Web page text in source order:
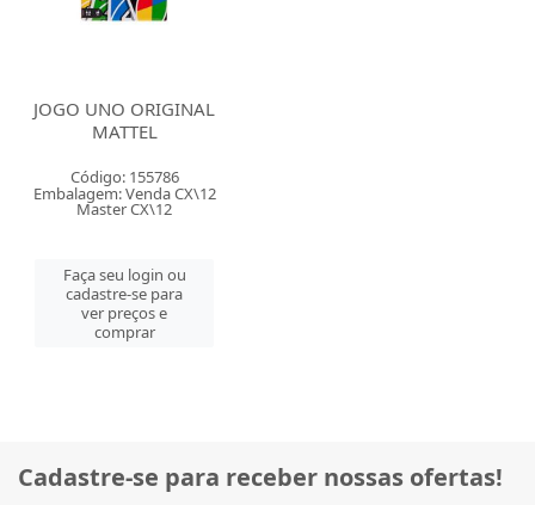
JOGO UNO ORIGINAL
MATTEL
Código: 155786
Embalagem: Venda CX\12
Master CX\12
Faça seu login ou
cadastre-se para
ver preços e
comprar
Cadastre-se para receber nossas ofertas!